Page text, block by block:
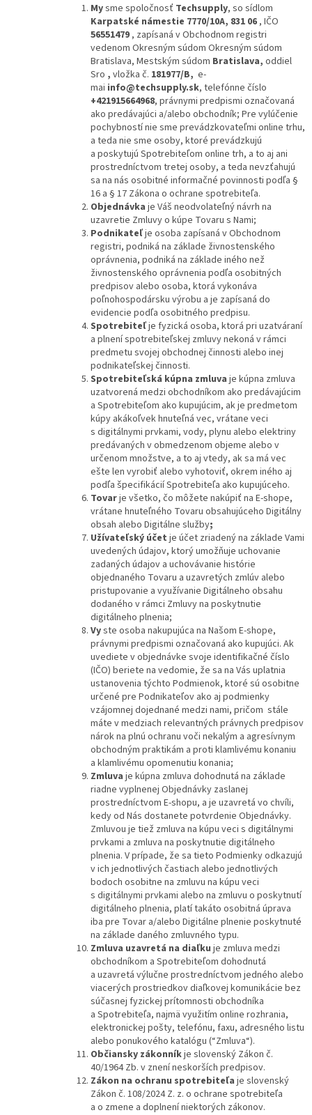
Mysme spoločnosť Techsupply, so sídlom
Karpatské námestie 7770/10A, 831 06 , IČO
56551479 , zapísaná v Obchodnom registri
vedenom Okresným súdom Okresným súdom
Bratislava, Mestským súdom Bratislava, oddiel
Sro , vložka č. 181977/B, e-
mai info@techsupply.sk, telefónne číslo
+421915664968, právnymi predpismi označovaná
ako predávajúci a/alebo obchodník; Pre vylúčenie
pochybností nie sme prevádzkovateľmi online trhu,
a teda nie sme osoby, ktoré prevádzkujú
a poskytujú Spotrebiteľom online trh, a to aj ani
prostredníctvom tretej osoby, a teda nevzťahujú
sa na nás osobitné informačné povinnosti podľa §
16 a § 17 Zákona o ochrane spotrebiteľa.
Objednávka je Váš neodvolateľný návrh na
uzavretie Zmluvy o kúpe Tovaru s Nami;
Podnikateľje osoba zapísaná v Obchodnom
registri, podniká na základe živnostenského
oprávnenia, podniká na základe iného než
živnostenského oprávnenia podľa osobitných
predpisov alebo osoba, ktorá vykonáva
poľnohospodársku výrobu a je zapísaná do
evidencie podľa osobitného predpisu.
Spotrebiteľje fyzická osoba, ktorá pri uzatváraní
a plnení spotrebiteľskej zmluvy nekoná v rámci
predmetu svojej obchodnej činnosti alebo inej
podnikateľskej činnosti.
Spotrebiteľská kúpna zmluva je kúpna zmluva
uzatvorená medzi obchodníkom ako predávajúcim
a Spotrebiteľom ako kupujúcim, ak je predmetom
kúpy akákoľvek hnuteľná vec, vrátane veci
s digitálnymi prvkami, vody, plynu alebo elektriny
predávaných v obmedzenom objeme alebo v
určenom množstve, a to aj vtedy, ak sa má vec
ešte len vyrobiť alebo vyhotoviť, okrem iného aj
podľa špecifikácií Spotrebiteľa ako kupujúceho.
Tovarje všetko, čo môžete nakúpiť na E-shope,
vrátane hnuteľného Tovaru obsahujúceho Digitálny
obsah alebo Digitálne služby;
Užívateľský účet je účet zriadený na základe Vami
uvedených údajov, ktorý umožňuje uchovanie
zadaných údajov a uchovávanie histórie
objednaného Tovaru a uzavretých zmlúv alebo
pristupovanie a využívanie Digitálneho obsahu
dodaného v rámci Zmluvy na poskytnutie
digitálneho plnenia;
Vyste osoba nakupujúca na Našom E-shope,
právnymi predpismi označovaná ako kupujúci. Ak
uvediete v objednávke svoje identifikačné číslo
(IČO) beriete na vedomie, že sa na Vás uplatnia
ustanovenia týchto Podmienok, ktoré sú osobitne
určené pre Podnikateľov ako aj podmienky
vzájomnej dojednané medzi nami, pričom stále
máte v medziach relevantných právnych predpisov
nárok na plnú ochranu voči nekalým a agresívnym
obchodným praktikám a proti klamlivému konaniu
a klamlivému opomenutiu konania;
Zmluva je kúpna zmluva dohodnutá na základe
riadne vyplnenej Objednávky zaslanej
prostredníctvom E-shopu, a je uzavretá vo chvíli,
kedy od Nás dostanete potvrdenie Objednávky.
Zmluvou je tiež zmluva na kúpu veci s digitálnymi
prvkami a zmluva na poskytnutie digitálneho
plnenia. V prípade, že sa tieto Podmienky odkazujú
v ich jednotlivých častiach alebo jednotlivých
bodoch osobitne na zmluvu na kúpu veci
s digitálnymi prvkami alebo na zmluvu o poskytnutí
digitálneho plnenia, platí takáto osobitná úprava
iba pre Tovar a/alebo Digitálne plnenie poskytnuté
na základe daného zmluvného typu.
Zmluva uzavretá na diaľku je zmluva medzi
obchodníkom a Spotrebiteľom dohodnutá
a uzavretá výlučne prostredníctvom jedného alebo
viacerých prostriedkov diaľkovej komunikácie bez
súčasnej fyzickej prítomnosti obchodníka
a Spotrebiteľa, najmä využitím online rozhrania,
elektronickej pošty, telefónu, faxu, adresného listu
alebo ponukového katalógu (“Zmluva“).
Občiansky zákonníkje slovenský Zákon č.
40/1964 Zb. v znení neskorších predpisov.
Zákon na ochranu spotrebiteľa je slovenský
Zákon č. 108/2024 Z. z. o ochrane spotrebiteľa
a o zmene a doplnení niektorých zákonov.